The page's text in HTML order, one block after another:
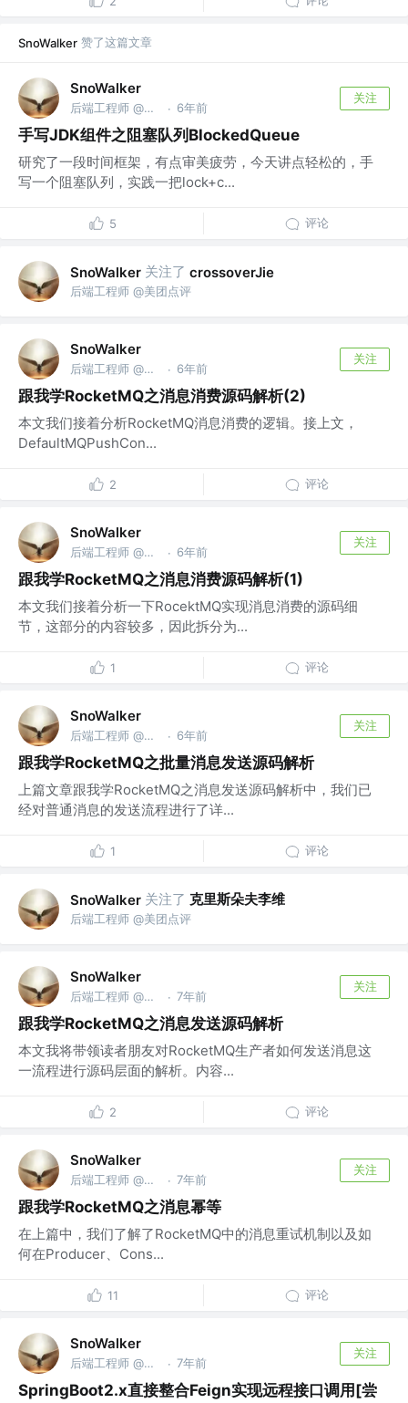
SnoWalker 赞了这篇文章
SnoWalker
后端工程师 @美团点评 · 6年前
关注
手写JDK组件之阻塞队列BlockedQueue
研究了一段时间框架，有点审美疲劳，今天讲点轻松的，手
写一个阻塞队列，实践一把lock+c...
5 评论
SnoWalker 关注了 crossoverJie
后端工程师 @美团点评
SnoWalker
后端工程师 @美团点评 · 6年前
关注
跟我学RocketMQ之消息消费源码解析(2)
本文我们接着分析RocketMQ消息消费的逻辑。接上文，
DefaultMQPushCon...
2 评论
SnoWalker
后端工程师 @美团点评 · 6年前
关注
跟我学RocketMQ之消息消费源码解析(1)
本文我们接着分析一下RocektMQ实现消息消费的源码细
节，这部分的内容较多，因此拆分为...
1 评论
SnoWalker
后端工程师 @美团点评 · 6年前
关注
跟我学RocketMQ之批量消息发送源码解析
上篇文章跟我学RocketMQ之消息发送源码解析中，我们已
经对普通消息的发送流程进行了详...
1 评论
SnoWalker 关注了 克里斯朵夫李维
后端工程师 @美团点评
SnoWalker
后端工程师 @美团点评 · 7年前
关注
跟我学RocketMQ之消息发送源码解析
本文我将带领读者朋友对RocketMQ生产者如何发送消息这
一流程进行源码层面的解析。内容...
2 评论
SnoWalker
后端工程师 @美团点评 · 7年前
关注
跟我学RocketMQ之消息幂等
在上篇中，我们了解了RocketMQ中的消息重试机制以及如
何在Producer、Cons...
11 评论
SnoWalker
后端工程师 @美团点评 · 7年前
关注
SpringBoot2.x直接整合Feign实现远程接口调用[尝